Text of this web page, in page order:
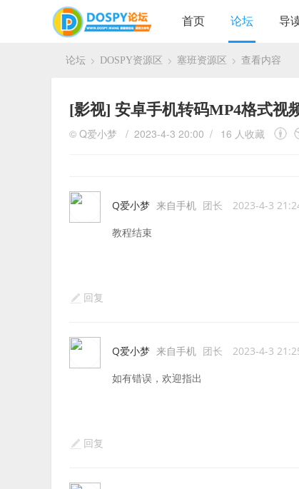
首页 论坛 导
论坛 DOSPY资源区 塞班资源区 查看内容
[影视] 安卓手机转码MP4格式视
© Q爱小梦 / 2023-4-3 20:00 / 16 人收藏
Q爱小梦 来自手机 团长 2023-4-3
教程结束
回复
Q爱小梦 来自手机 团长 2023-4-3
如有错误，欢迎指出
回复